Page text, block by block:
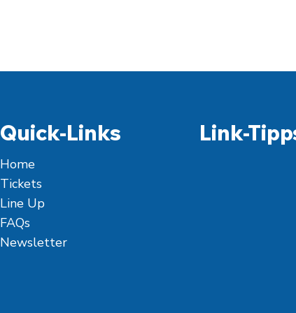
Quick-Links
Home
Tickets
Line Up
FAQs
Newsletter
Link-